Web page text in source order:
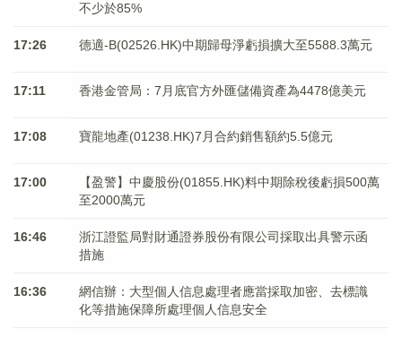
不少於85%
17:26 德適-B(02526.HK)中期歸母淨虧損擴大至5588.3萬元
17:11 香港金管局：7月底官方外匯儲備資產為4478億美元
17:08 寶龍地產(01238.HK)7月合約銷售額約5.5億元
17:00
【盈警】中慶股份(01855.HK)料中期除稅後虧損500萬
至2000萬元
16:46
浙江證監局對財通證券股份有限公司採取出具警示函
措施
16:36
網信辦：大型個人信息處理者應當採取加密、去標識
化等措施保障所處理個人信息安全